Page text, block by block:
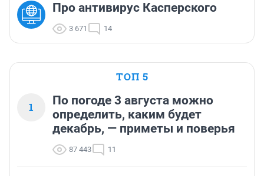
Про антивирус Касперского
3 671 14
ТОП 5
1
По погоде 3 августа можно
определить, каким будет
декабрь, — приметы и поверья
87 443 11